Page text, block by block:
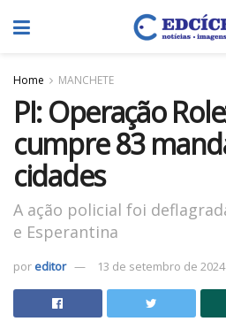
Home MANCHETE
PI: Operação
cumpre 83
cidades
A ação policial foi
e Esperantina
por editor 13 de setembro de 2024